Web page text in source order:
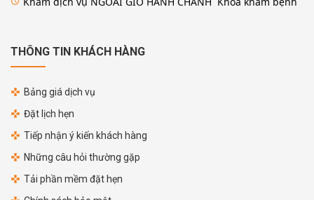
THÔNG TIN KHÁCH HÀNG
Bảng giá dịch vụ
Đặt lịch hẹn
Tiếp nhận ý kiến khách hàng
Những câu hỏi thường gặp
Tải phần mềm đặt hẹn